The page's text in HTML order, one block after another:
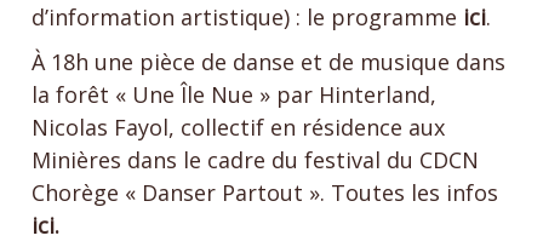
d’information artistique) : le programme ici.
À 18h une pièce de danse et de musique dans
la forêt « Une Île Nue » par Hinterland,
Nicolas Fayol, collectif en résidence aux
Minières dans le cadre du festival du CDCN
Chorège « Danser Partout ». Toutes les infos
ici.